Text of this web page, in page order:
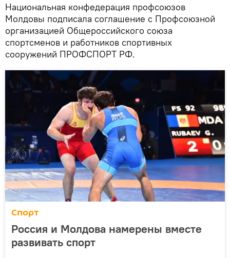
Национальная конфедерация профсоюзов
Молдовы подписала соглашение с Профсоюзной
организацией Общероссийского союза
спортсменов и работников спортивных
сооружений ПРОФСПОРТ РФ.
Спорт
Россия и Молдова намерены вместе
развивать спорт